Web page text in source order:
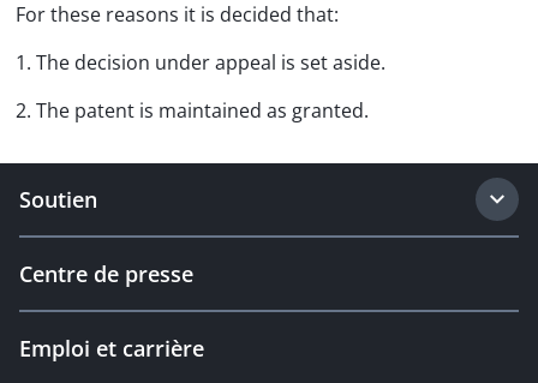
For these reasons it is decided that:
1. The decision under appeal is set aside.
2. The patent is maintained as granted.
Soutien
Centre de presse
Emploi et carrière